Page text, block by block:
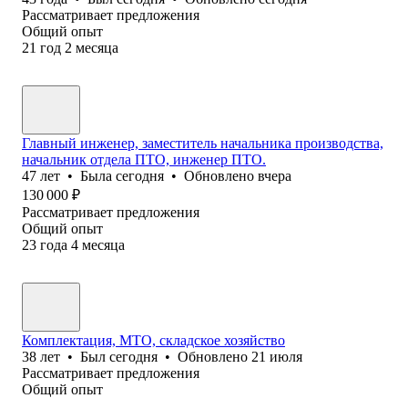
Рассматривает предложения
Общий опыт
21 год 2 месяца
Главный инженер, заместитель начальника производства,
начальник отдела ПТО, инженер ПТО.
47 лет • Была сегодня • Обновлено вчера
130 000 ₽
Рассматривает предложения
Общий опыт
23 года 4 месяца
Комплектация, МТО, складское хозяйство
38 лет • Был сегодня • Обновлено 21 июля
Рассматривает предложения
Общий опыт